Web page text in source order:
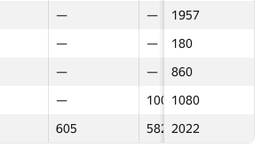
— —
— —
— —
— —
— —
725
1025
1100
100
300
— —
— —
— —
— —
— —
— —
— —
— —
— 100
605 582
1957
180
860
1080
2022
— —
— —
— —
— 100
605 582